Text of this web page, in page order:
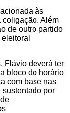
às
coligação. Além
de outro partido
Flávio deverá ter
bloco do horário
com base nas
sustentado por